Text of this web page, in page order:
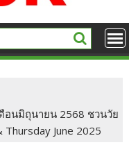
อนมิถุนายน 2568 ชวนวัย
Thursday June 2025